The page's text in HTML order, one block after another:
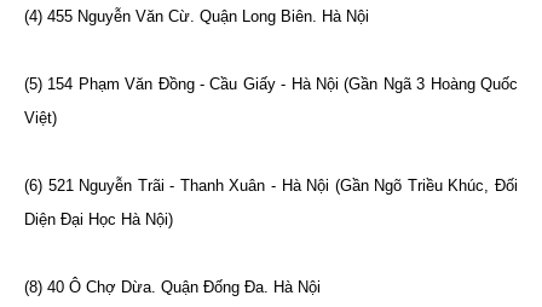
(4) 455 Nguyễn Văn Cừ. Quận Long Biên. Hà Nội
(5) 154 Phạm Văn Đồng - Cầu Giấy - Hà Nội (Gần Ngã 3 Hoàng Quốc
Việt)
(6) 521 Nguyễn Trãi - Thanh Xuân - Hà Nội (Gần Ngõ Triều Khúc, Đối
Diện Đại Học Hà Nội)
(8) 40 Ô Chợ Dừa. Quận Đống Đa. Hà Nội